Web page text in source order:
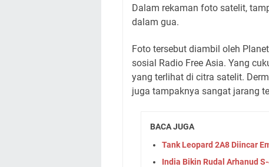
Dalam rekaman foto satelit,
dalam gua.
Foto tersebut diambil oleh
sosial Radio Free Asia. Yang
yang terlihat di citra satelit.
juga tampaknya sangat jarang
BACA JUGA
Tank Leopard 2A8 Diincar
India Bikin Rudal Arhanud